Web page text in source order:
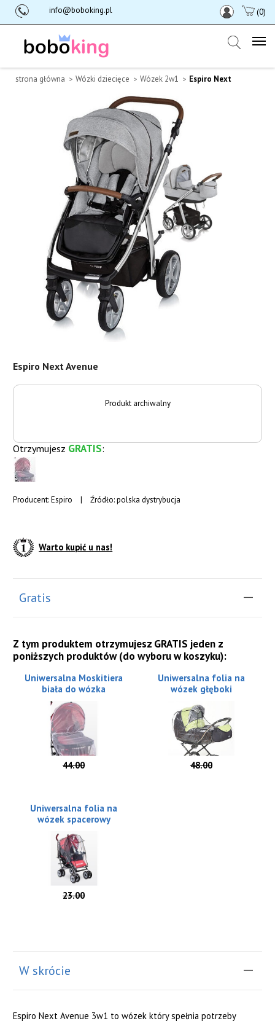
info@boboking.pl (0)
strona główna Wózki dziecięce Wózek 2w1 Espiro Next
Espiro Next Avenue
Producent:Espiro | Źródło: polska dystrybucja
Otrzymujesz GRATIS:
Warto kupić u nas!
Produkt archiwalny
Gratis
Z tym produktem otrzymujesz GRATIS jeden z
poniższych produktów (do wyboru w koszyku):
Uniwersalna Moskitiera
biała do wózka
44.00
Uniwersalna folia na
wózek głęboki
48.00
Uniwersalna folia na
wózek spacerowy
23.00
W skrócie
Espiro Next Avenue 3w1 to wózek który spełnia potrzeby